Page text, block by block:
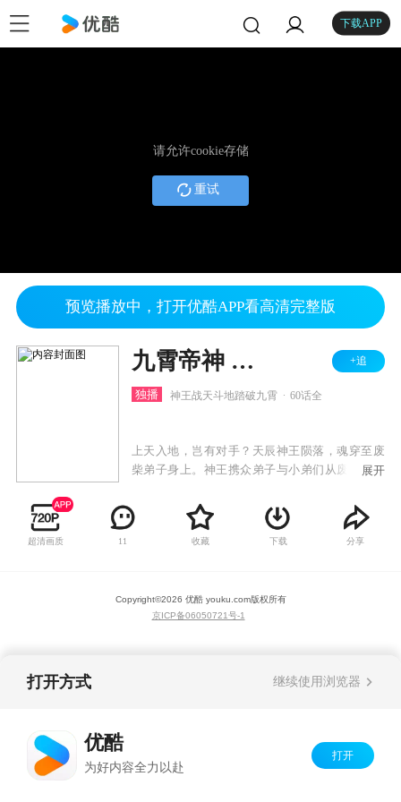
下载APP
请允许cookie存储
重试
预览播放中，打开优酷APP看高清完整版
九霄帝神 第3季 +追
独播 神王战天斗地踏破九霄 60话全
上天入地，岂有对手？天辰神王陨落，魂穿至废
柴弟子身上。神王携众弟子与小弟们从废墟中奋
发出霸气的最强音：待我回归九霄，必以神血开
苍天！
展开
超清画质 11 收藏 下载 分享
Copyright©2026 优酷 youku.com版权所有
京ICP备06050721号-1
打开方式 继续使用浏览器
优酷
为好内容全力以赴
打开